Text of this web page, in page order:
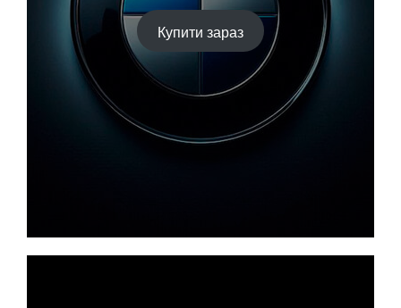
Купити зараз